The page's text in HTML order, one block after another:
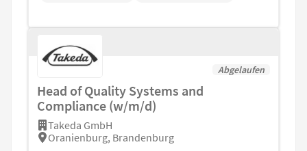
Abgelaufen
Head of Quality Systems and
Compliance (w/m/d)
Takeda GmbH
Oranienburg, Brandenburg